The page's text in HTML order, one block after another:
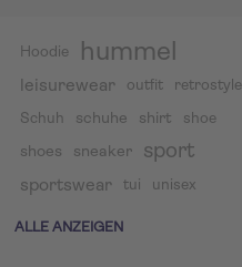
Hoodie hummel
leisurewear outfit retrostyle
Schuh schuhe shirt shoe
shoes sneaker sport
sportswear tui unisex
ALLE ANZEIGEN